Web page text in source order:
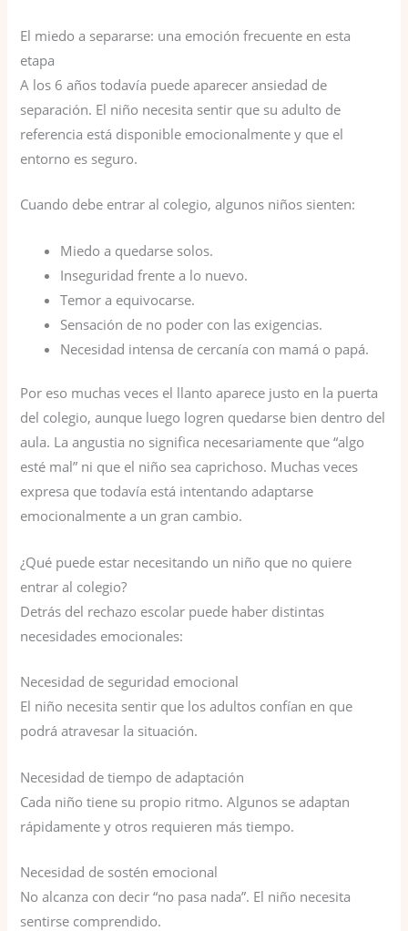
El miedo a separarse: una emoción frecuente en esta
etapa
A los 6 años todavía puede aparecer ansiedad de
separación. El niño necesita sentir que su adulto de
referencia está disponible emocionalmente y que el
entorno es seguro.
Cuando debe entrar al colegio, algunos niños sienten:
Miedo a quedarse solos.
Inseguridad frente a lo nuevo.
Temor a equivocarse.
Sensación de no poder con las exigencias.
Necesidad intensa de cercanía con mamá o papá.
Por eso muchas veces el llanto aparece justo en la puerta
del colegio, aunque luego logren quedarse bien dentro del
aula. La angustia no significa necesariamente que “algo
esté mal” ni que el niño sea caprichoso. Muchas veces
expresa que todavía está intentando adaptarse
emocionalmente a un gran cambio.
¿Qué puede estar necesitando un niño que no quiere
entrar al colegio?
Detrás del rechazo escolar puede haber distintas
necesidades emocionales:
Necesidad de seguridad emocional
El niño necesita sentir que los adultos confían en que
podrá atravesar la situación.
Necesidad de tiempo de adaptación
Cada niño tiene su propio ritmo. Algunos se adaptan
rápidamente y otros requieren más tiempo.
Necesidad de sostén emocional
No alcanza con decir “no pasa nada”. El niño necesita
sentirse comprendido.